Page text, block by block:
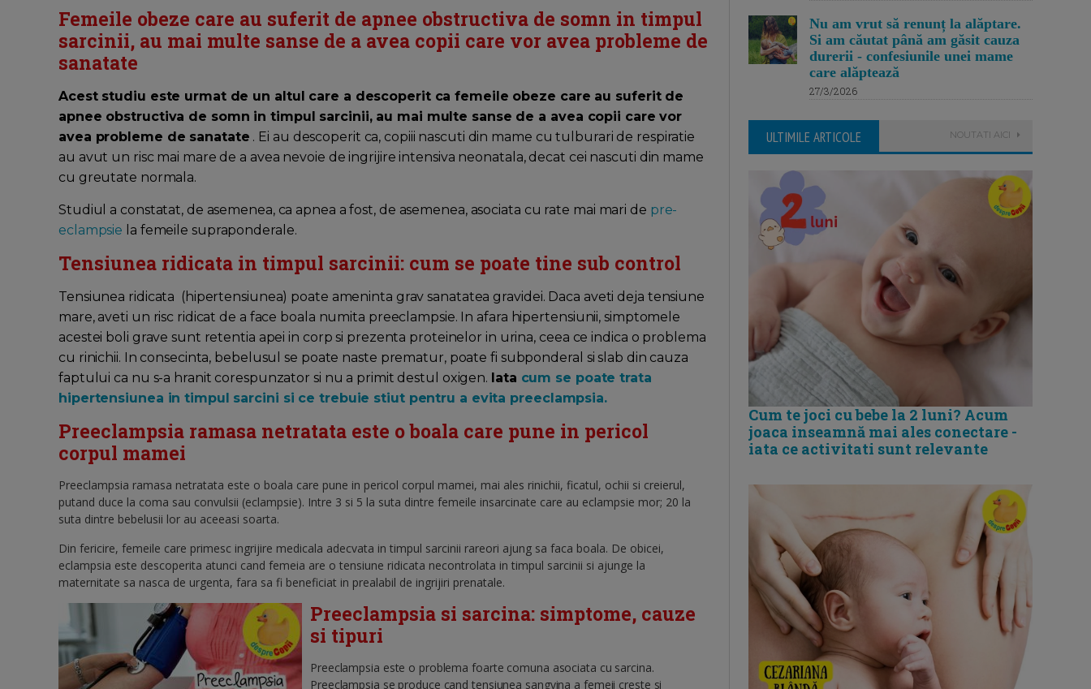
Femeile obeze care au suferit de apnee obstructiva de somn in timpul
sarcinii, au mai multe sanse de a avea copii care vor avea probleme de
sanatate
Acest studiu este urmat de un altul care a descoperit ca femeile obeze care au suferit de
apnee obstructiva de somn in timpul sarcinii, au mai multe sanse de a avea copii care vor
avea probleme de sanatate . Ei au descoperit ca, copiii nascuti din mame cu tulburari de respiratie
au avut un risc mai mare de a avea nevoie de ingrijire intensiva neonatala, decat cei nascuti din mame
cu greutate normala.
Studiul a constatat, de asemenea, ca apnea a fost, de asemenea, asociata cu rate mai mari de pre-
eclampsie la femeile supraponderale.
Tensiunea ridicata in timpul sarcinii: cum se poate tine sub control
Tensiunea ridicata (hipertensiunea) poate ameninta grav sanatatea gravidei. Daca aveti deja tensiune
mare, aveti un risc ridicat de a face boala numita preeclampsie. In afara hipertensiunii, simptomele
acestei boli grave sunt retentia apei in corp si prezenta proteinelor in urina, ceea ce indica o problema
cu rinichii. In consecinta, bebelusul se poate naste prematur, poate fi subponderal si slab din cauza
faptului ca nu s-a hranit corespunzator si nu a primit destul oxigen. Iata cum se poate trata
hipertensiunea in timpul sarcini si ce trebuie stiut pentru a evita preeclampsia.
Preeclampsia ramasa netratata este o boala care pune in pericol
corpul mamei
Preeclampsia ramasa netratata este o boala care pune in pericol corpul mamei, mai ales rinichii, ficatul, ochii si creierul,
putand duce la coma sau convulsii (eclampsie). Intre 3 si 5 la suta dintre femeile insarcinate care au eclampsie mor; 20 la
suta dintre bebelusii lor au aceeasi soarta.
Din fericire, femeile care primesc ingrijire medicala adecvata in timpul sarcinii rareori ajung sa faca boala. De obicei,
eclampsia este descoperita atunci cand femeia are o tensiune ridicata necontrolata in timpul sarcinii si ajunge la
maternitate sa nasca de urgenta, fara sa fi beneficiat in prealabil de ingrijiri prenatale.
Preeclampsia si sarcina: simptome, cauze
si tipuri
Preeclampsia este o problema foarte comuna asociata cu sarcina.
Preeclampsia se produce cand tensiunea sangvina a femeii creste si
Nu am vrut să renunț la alăptare.
Si am căutat până am găsit cauza
durerii - confesiunile unei mame
care alăptează
27/3/2026
ULTIMILE ARTICOLE NOUTATI AICI
Cum te joci cu bebe la 2 luni? Acum
joaca inseamnă mai ales conectare -
iata ce activitati sunt relevante